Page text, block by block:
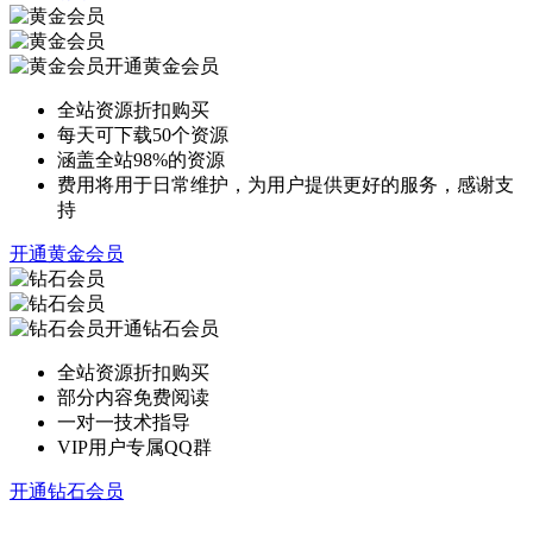
开通黄金会员
全站资源折扣购买
每天可下载50个资源
涵盖全站98%的资源
费用将用于日常维护，为用户提供更好的服务，感谢支
持
开通黄金会员
开通钻石会员
全站资源折扣购买
部分内容免费阅读
一对一技术指导
VIP用户专属QQ群
开通钻石会员